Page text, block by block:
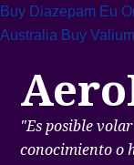
Buy Diazepam Eu
Australia Buy
"Es posible
conocimiento o